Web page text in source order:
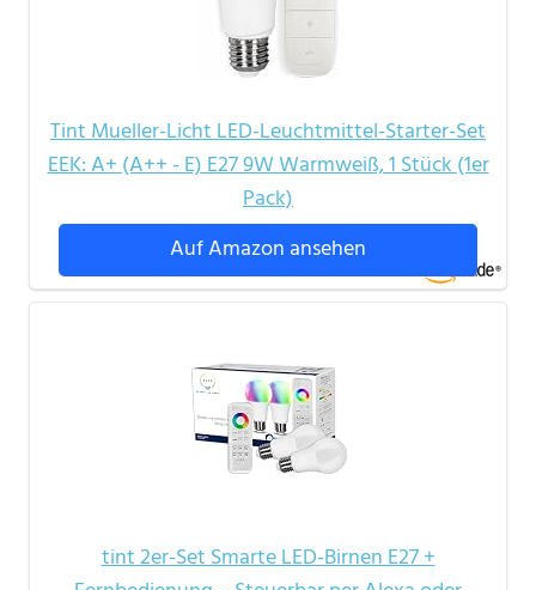
Tint Mueller-Licht LED-Leuchtmittel-Starter-Set
EEK: A+ (A++ - E) E27 9W Warmweiß, 1 Stück (1er
Pack)
Auf Amazon ansehen
tint 2er-Set Smarte LED-Birnen E27 +